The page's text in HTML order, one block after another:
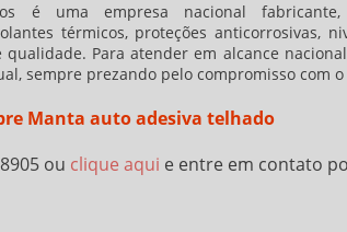
é uma empresa nacional
térmicos, proteções anticorrosivas,
Para atender em alcance
sempre prezando pelo compromisso com
Manta auto adesiva telhado
ou clique aqui e entre em contato